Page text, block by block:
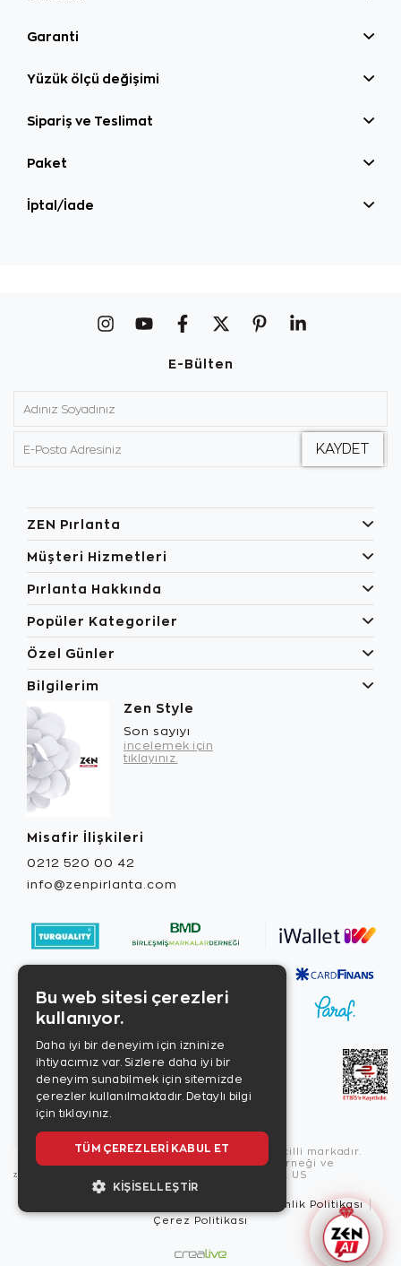
Garanti
Yüzük ölçü değişimi
Sipariş ve Teslimat
Paket
İptal/İade
E-Bülten
ZEN Pırlanta
Müşteri Hizmetleri
Pırlanta Hakkında
Popüler Kategoriler
Özel Günler
Bilgilerim
Zen Style
Son sayıyı
incelemek için
tıklayınız.
Misafir İlişkileri
0212 520 00 42
info@zenpirlanta.com
Copyright © 2026, Zen Diamond tescilli markadır.
Zen Diamond Birleşmiş Markalar Derneği ve
Turquality Destek Programı üyesidir. US
Güvenlik Politikası
Çerez Politikası
Bu web sitesi çerezleri
kullanıyor.
Daha iyi bir deneyim için izninize
ihtiyacımız var. Sizlere daha iyi bir
deneyim sunabilmek için sitemizde
çerezler kullanılmaktadır. Detaylı bilgi
için tıklayınız.
TÜM ÇEREZLERI KABUL ET
KIŞISELLEŞTIR